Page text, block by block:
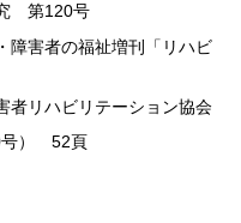
第120号
障害者の福祉増刊「リハビ
リハビリテーション協会
号） 52頁